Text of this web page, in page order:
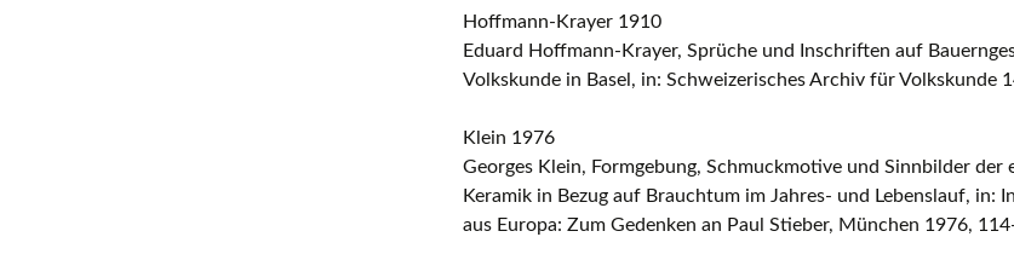
Hoffmann-Krayer 1910
Eduard Hoffmann-Krayer, Sprüche und Inschriften auf
Volkskunde in Basel, in: Schweizerisches Archiv für Volkskunde
Klein 1976
Georges Klein, Formgebung, Schmuckmotive und Sinnbilder der
Keramik in Bezug auf Brauchtum im Jahres- und Lebenslauf, in:
aus Europa: Zum Gedenken an Paul Stieber, München 1976,